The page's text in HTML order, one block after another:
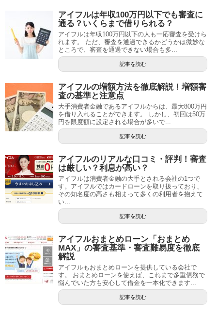
アイフルは年収100万円以下でも審査に
通る？いくらまで借りられる？
アイフルは年収100万円以下の人も一応審査を受けら
れます。 ただ、審査を通過できるかどうかは微妙な
ところで、審査を通過できない場合も多...
記事を読む
アイフルの増額方法を徹底解説！増額審
査の基準と注意点
大手消費者金融であるアイフルからは、最大800万円
を借り入れることができます。 しかし、初回は50万
円を限度額に設定される場合が多いで...
記事を読む
アイフルのリアルな口コミ・評判！審査
は厳しい？利息が高い？
アイフルは消費者金融の大手とされる会社の1つで
す。アイフルではカードローンを取り扱っており、
その知名度の高さも相まって多くの利用者を抱えて
い...
記事を読む
アイフルおまとめローン「おまとめ
MAX」の審査基準・審査難易度を徹底
解説
アイフルもおまとめローンを提供している会社で
す。 おまとめローンを使えば、これまで多重債務で
悩んでいた方も安心して借金を一本化できます...
記事を読む